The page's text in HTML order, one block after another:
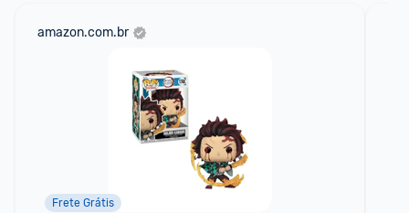
amazon.com.br
Frete Grátis